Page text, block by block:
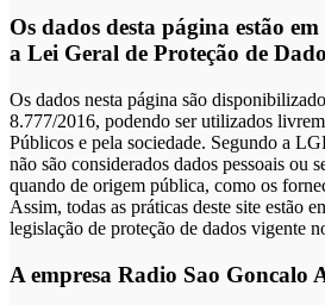
Os dados desta página estão
a Lei Geral de Proteção de
Os dados nesta página são
8.777/2016, podendo ser utilizados
Públicos e pela sociedade. Segundo a
não são considerados dados pessoais ou
quando de origem pública, como os
Assim, todas as práticas deste site estão
legislação de proteção de dados vigente
A empresa Radio Sao Goncalo